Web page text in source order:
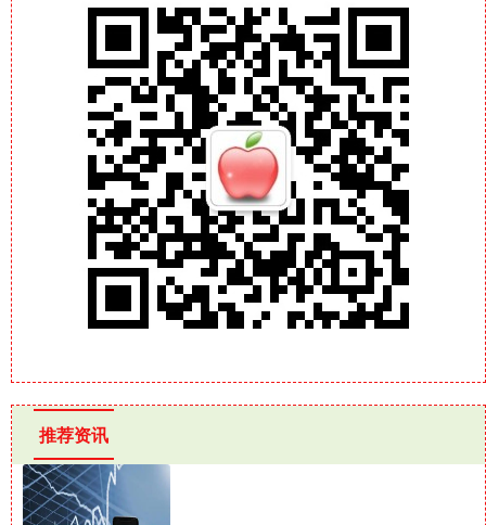
推荐资讯